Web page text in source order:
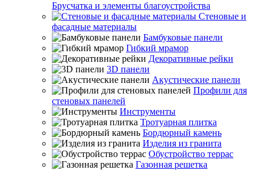
Брусчатка и элементы благоустройства
Стеновые и
фасадные материалы
Бамбуковые панели
Гибкий мрамор
Декоративные рейки
3D панели
Акустические панели
Профили для
стеновых панелей
Инструменты
Тротуарная плитка
Бордюрный камень
Изделия из гранита
Обустройство террас
Газонная решетка